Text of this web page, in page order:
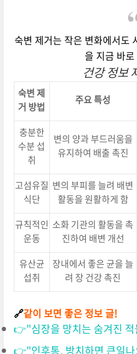
숙변 제거는 작은 변화에서도
을 지금 바
건강 정보
숙변 제
거 방법
주요 특성
충분한
수분 섭
취
변의 양과 부드러움을
유지하여 배출 촉진
고섬유질
식단
변의 부피를 늘려 배변
활동을 원활하게 함
규칙적인
운동
소화 기관의 활동을 촉
진하여 배변 개선
유산균
섭취
장내에서 좋은 균을 늘
려 장 건강 촉진
🔗같이 보면 좋은 정보 글!
👉"심장을 망치는 숨겨진
👉"인후통, 방치하면 큰일